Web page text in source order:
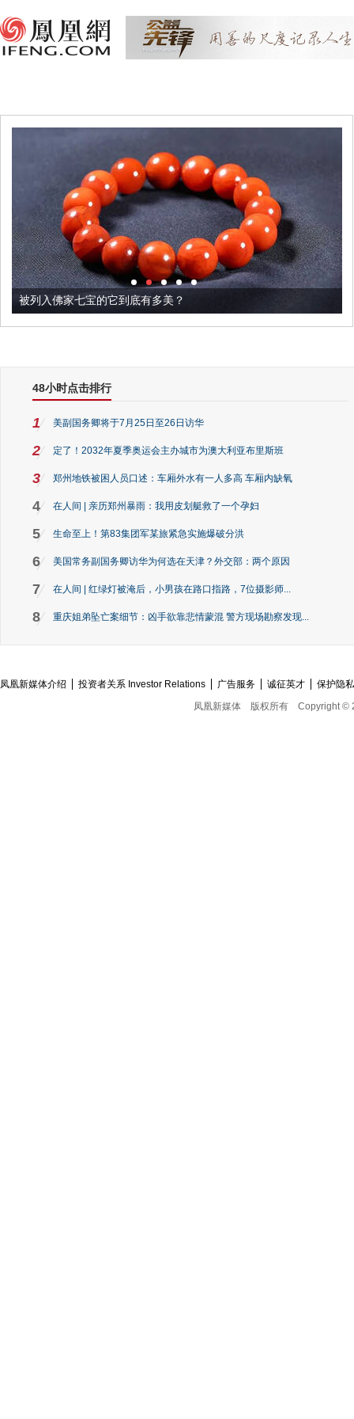
被列入佛家七宝的它到底有多美？
48小时点击排行
1 美副国务卿将于7月25日至26日访华
2 定了！2032年夏季奥运会主办城市为澳大利亚布里斯班
3 郑州地铁被困人员口述：车厢外水有一人多高 车厢内缺氧
4 在人间 | 亲历郑州暴雨：我用皮划艇救了一个孕妇
5 生命至上！第83集团军某旅紧急实施爆破分洪
6 美国常务副国务卿访华为何选在天津？外交部：两个原因
7 在人间 | 红绿灯被淹后，小男孩在路口指路，7位摄影师...
8 重庆姐弟坠亡案细节：凶手欲靠悲情蒙混 警方现场勘察发现...
凤凰新媒体介绍 投资者关系 Investor Relations 广告服务 诚征英才
保护隐
凤凰新媒体
版权所有 Copyright ©